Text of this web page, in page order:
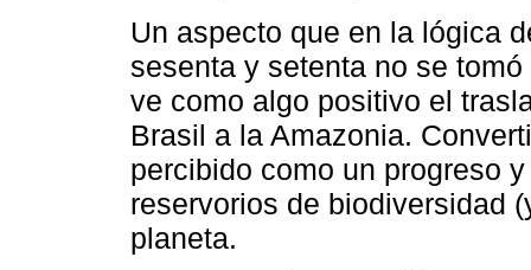
Un aspecto que en la lógica
sesenta y setenta no se
ve como algo positivo el
Brasil a la Amazonia.
percibido como un progreso
reservorios de biodiversidad
planeta.